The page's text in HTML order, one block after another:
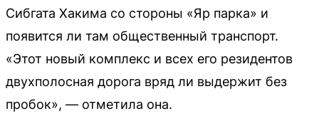
Сибгата Хакима со стороны «Яр парка» и
появится ли там общественный транспорт.
«Этот новый комплекс и всех его резидентов
двухполосная дорога вряд ли выдержит без
пробок», — отметила она.